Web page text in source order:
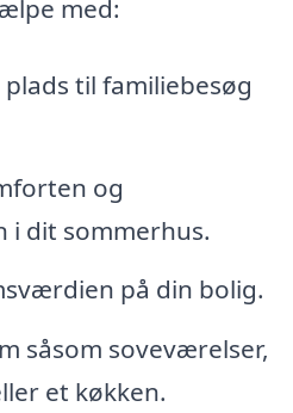
med:
til familiebesøg
og
dit sommerhus.
på din bolig.
såsom soveværelser,
et køkken.